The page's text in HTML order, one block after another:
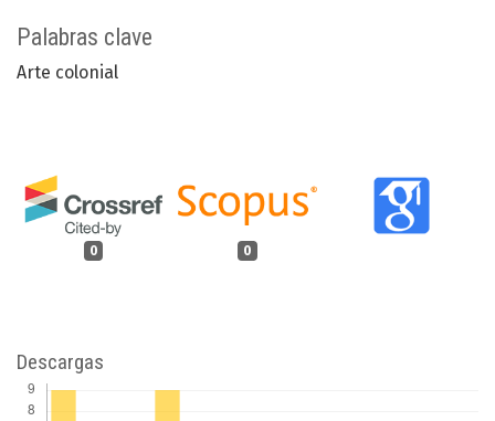
Palabras clave
Arte colonial
0 0
Descargas